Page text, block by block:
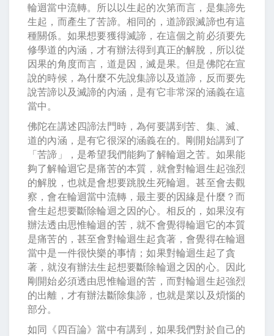
輪迴當中流轉。所以以生起的次第而言，是集諦先
生起，而產生了苦諦。相同的，道諦跟滅諦也有這
種關係。如果想要獲得滅諦，在這個之前必須要先
修學道的內涵，才有辦法得到真正的解脫，所以從
因果的角度而言，道是因，滅是果。但是佛陀在宣
說的時候，為什麼不先說集諦以及道諦，反而要先
說苦諦以及滅諦的內涵，是有它非常深的涵義在這
當中。
佛陀在講述四諦法門時，為何要講到苦、集、滅、
道的內涵，是有它很深的涵義在的。剛開始講到了
「苦諦」，是希望我們能夠了解輪迴之苦。如果能
夠了解輪迴它是痛苦的本質，就會對輪迴生起強烈
的解脫，也就是會想要跳脫生死輪迴。甚至會去觀
察，會在輪迴當中流轉，最主要的因緣是什麼？而
會生起想要斷除輪迴之因的心。相反的，如果沒有
辦法透由思惟輪迴的苦，就不會覺得輪迴它的本質
是痛苦的，甚至會對輪迴生起貪著，會覺得在輪迴
當中是一件很快樂的事情；如果對輪迴生起了貪
著，就沒有辦法生起想要斷除輪迴之因的心。因此
剛開始必須透由思惟輪迴的苦，而對輪迴生起強烈
的出離，才有辦法斷除集諦，也就是業以及煩惱的
部分。
如同《四百論》當中有講到，如果我們對於自己的